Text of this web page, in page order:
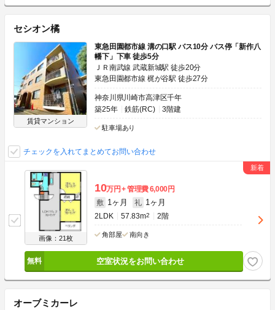
セシオン橘
賃貸マンション
東急田園都市線 溝の口駅 バス10分 バス停「新作八
幡下」下車 徒歩5分
ＪＲ南武線 武蔵新城駅 徒歩20分
東急田園都市線 梶が谷駅 徒歩27分
神奈川県川崎市高津区千年
築25年
鉄筋(RC) 3階建
駐車場あり
チェックを入れてまとめてお問い合わせ
画像：21枚
10万円 管理費6,000円
敷 1ヶ月 礼 1ヶ月
2LDK 57.83m2 2階
角部屋 南向き
空室状況をお問い合わせ
オーブミカーレ